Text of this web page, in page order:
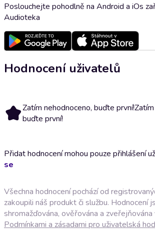
Poslouchejte pohodlně na Android a iOs
Audioteka
Hodnocení uživatelů
Zatím nehodnoceno, buďte první!
buďte první!
Přidat hodnocení mohou pouze přihlášení
se
Všechna hodnocení pochází od
zakoupili náš produkt či službu. Hodnocení
shromažďována, ověřována a zveřejňována
Podmínkami a zásadami pro uživatelská